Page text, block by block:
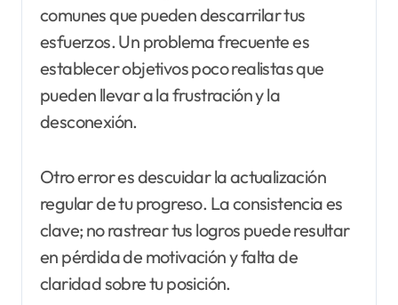
comunes que pueden descarrilar tus
esfuerzos. Un problema frecuente es
establecer objetivos poco realistas que
pueden llevar a la frustración y la
desconexión.
Otro error es descuidar la actualización
regular de tu progreso. La consistencia es
clave; no rastrear tus logros puede resultar
en pérdida de motivación y falta de
claridad sobre tu posición.